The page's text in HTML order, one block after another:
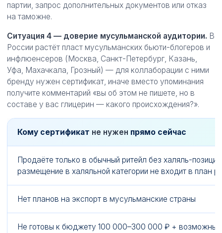
партии, запрос дополнительных документов или отказ
на таможне.
Ситуация 4 — доверие мусульманской аудитории. В
России растёт пласт мусульманских бьюти-блогеров и
инфлюенсеров (Москва, Санкт-Петербург, Казань,
Уфа, Махачкала, Грозный) — для коллаборации с ними
бренду нужен сертификат, иначе вместо упоминания
получите комментарий «вы об этом не пишете, но в
составе у вас глицерин — какого происхождения?».
Кому сертификат не нужен прямо сейчас
Продаёте только в обычный ритейл без халяль-
размещение в халяльной категории не входит в план
Нет планов на экспорт в мусульманские страны
Не готовы к бюджету 100 000–300 000 ₽ +